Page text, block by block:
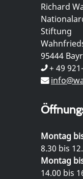
Richard
Stiftung
95444
+ 49
Montag
8.30 bis
Montag
14.00 bis